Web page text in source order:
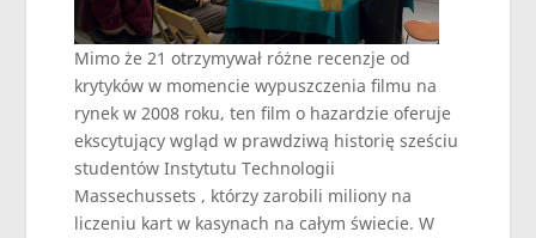
Mimo że 21 otrzymywał różne recenzje od
krytyków w momencie wypuszczenia filmu na
rynek w 2008 roku, ten film o hazardzie oferuje
ekscytujący wgląd w prawdziwą historię sześciu
studentów Instytutu Technologii
Massechussets , którzy zarobili miliony na
liczeniu kart w kasynach na całym świecie. W